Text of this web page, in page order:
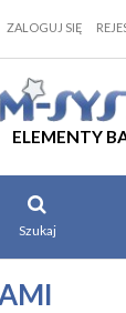
ZALOGUJ SIĘ
ELEMENTY
Szukaj